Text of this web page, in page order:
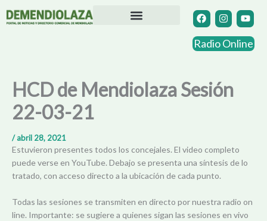
F
a
c
e
b
I
n
s
t
a
m
Y
o
u
t
u
Radio Online
HCD de Mendiolaza Sesión
22-03-21
/abril 28, 2021
Estuvieron presentes todos los concejales. El video completo
puede verse en YouTube. Debajo se presenta una síntesis de lo
tratado, con acceso directo a la ubicación de cada punto.
Todas las sesiones se transmiten en directo por nuestra radio on
line. Importante: se sugiere a quienes sigan las sesiones en vivo